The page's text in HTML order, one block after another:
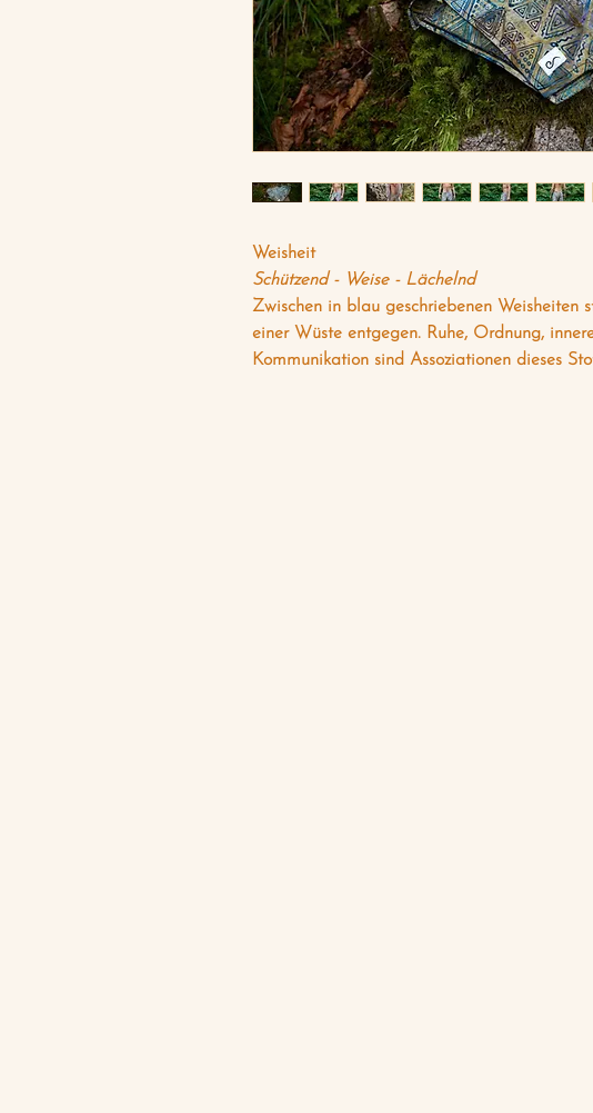
Weisheit
Schützend - Weise - Lächelnd
Zwischen in blau geschriebenen Weisheiten
einer Wüste entgegen. Ruhe, Ordnung,
Kommunikation sind Assoziationen dieses